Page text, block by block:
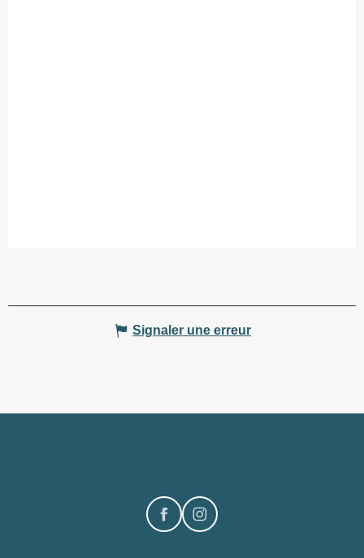
Signaler une erreur